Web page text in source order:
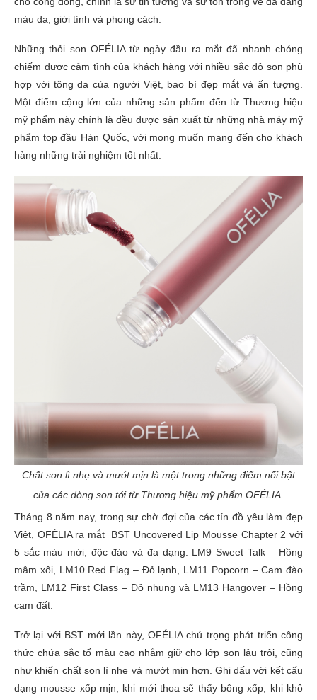
màu da, giới tính và phong cách.
Những thỏi son OFÉLIA từ ngày đầu ra mắt đã nhanh chóng
chiếm được cảm tình của khách hàng với nhiều sắc độ son phù
hợp với tông da của người Việt, bao bì đẹp mắt và ấn tượng.
Một điểm cộng lớn của những sản phẩm đến từ Thương hiệu
mỹ phẩm này chính là đều được sản xuất từ những nhà máy mỹ
phẩm top đầu Hàn Quốc, với mong muốn mang đến cho khách
hàng những trải nghiệm tốt nhất.
Chất son lì nhẹ và mướt mịn là một trong những điểm nổi bật
của các dòng son tới từ Thương hiệu mỹ phẩm OFÉLIA.
Tháng 8 năm nay, trong sự chờ đợi của các tín đồ yêu làm đẹp
Việt, OFÉLIA ra mắt BST Uncovered Lip Mousse Chapter 2 với
5 sắc màu mới, độc đáo và đa dạng: LM9 Sweet Talk – Hồng
mâm xôi, LM10 Red Flag – Đỏ lạnh, LM11 Popcorn – Cam đào
trầm, LM12 First Class – Đỏ nhung và LM13 Hangover – Hồng
cam đất.
Trở lại với BST mới lần này, OFÉLIA chú trọng phát triển công
thức chứa sắc tố màu cao nhằm giữ cho lớp son lâu trôi, cũng
như khiến chất son lì nhẹ và mướt mịn hơn. Ghi dấu với kết cấu
dạng mousse xốp mịn, khi mới thoa sẽ thấy bông xốp, khi khô